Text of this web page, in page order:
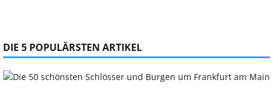
DIE 5 POPULÄRSTEN ARTIKEL